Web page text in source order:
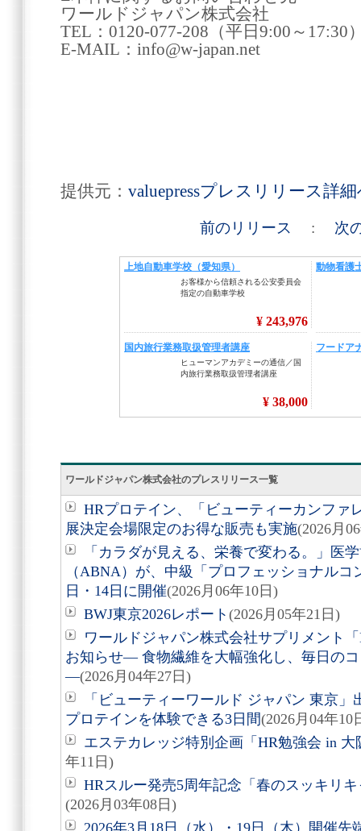
ワールドジャパン株式会社
TEL：0120-077-208（平日9:00～17:30
E-MAIL：info@w-japan.net
提供元： valuepressプレスリリース詳
前のリリース : 次
ワールドジャパン株式会社のプレスリリース一覧
HRプロテイン、「ビューティーカンファ
展決定会場限定のお得な販売も実施(2026月
「カラダが見える、栄養で変わる。」医
（ABNA）が、中級「プロフェッショナルコ
日・14日に開催(2026月06年10日)
BWJ東京2026レポート (2026月05年21日)
ワールドジャパン株式会社サプリメント
お知らせ― 食物繊維を大幅強化し、毎日の
―(2026月04年27日)
「ビューティーワールド ジャパン 東京
プロテインを体験できる3日間(2026月04年10
エステカレッジ特別企画「HR勉強会 in
年11日)
HRスルー発売5周年記念「春のスッキリ
(2026月03年08日)
2026年3月18日（水）・19日（木）開催